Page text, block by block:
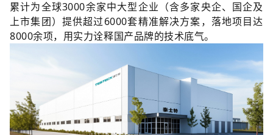
累计为全球3000余家中大型企业（含多家央企、国企及
上市集团）提供超过6000套精准解决方案，落地项目达
8000余项，用实力诠释国产品牌的技术底气。